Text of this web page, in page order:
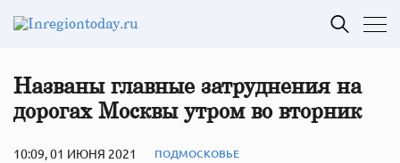
Названы главные затруднения на
дорогах Москвы утром во вторник
10:09, 01 ИЮНЯ 2021 ПОДМОСКОВЬЕ